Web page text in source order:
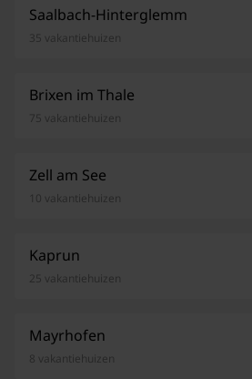
Saalbach-Hinterglemm
35 vakantiehuizen
Brixen im Thale
75 vakantiehuizen
Zell am See
10 vakantiehuizen
Kaprun
25 vakantiehuizen
Mayrhofen
8 vakantiehuizen